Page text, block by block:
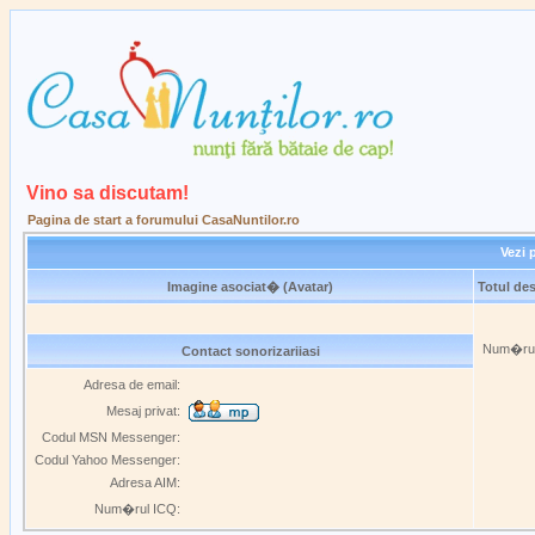
Vino sa discutam!
Pagina de start a forumului CasaNuntilor.ro
Vezi
Imagine asociat� (Avatar) Totul
Contact sonorizariiasi
Adresa de email:
Mesaj privat:
Codul MSN Messenger:
Codul Yahoo Messenger:
Adresa AIM:
Num�rul ICQ: